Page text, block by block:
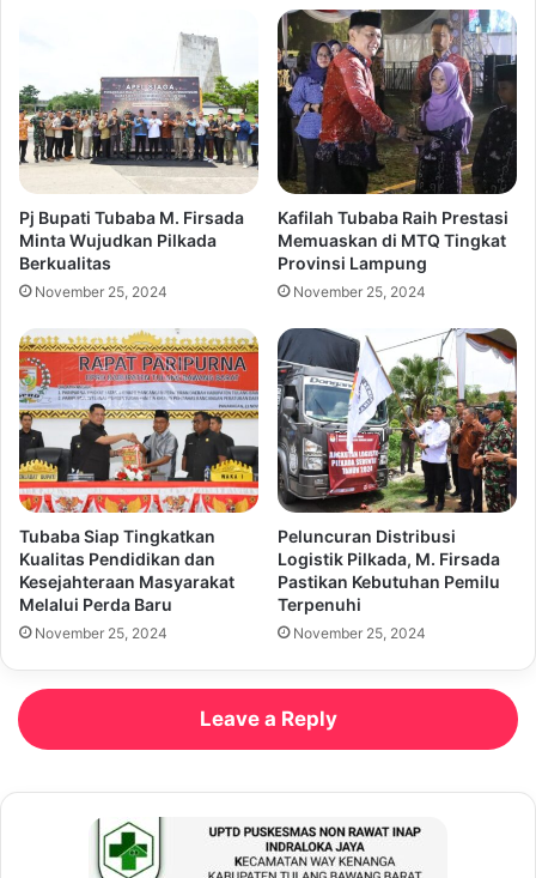
Pj Bupati Tubaba M. Firsada
Minta Wujudkan Pilkada
Berkualitas
November 25, 2024
Kafilah Tubaba Raih Prestasi
Memuaskan di MTQ Tingkat
Provinsi Lampung
November 25, 2024
Tubaba Siap Tingkatkan
Kualitas Pendidikan dan
Kesejahteraan Masyarakat
Melalui Perda Baru
November 25, 2024
Peluncuran Distribusi
Logistik Pilkada, M. Firsada
Pastikan Kebutuhan Pemilu
Terpenuhi
November 25, 2024
Leave a Reply